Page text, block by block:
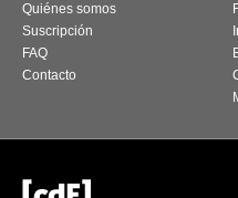
Quiénes somos
Suscripción
FAQ
Contacto